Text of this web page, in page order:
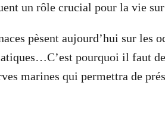
un rôle crucial pour la vie
pèsent aujourd’hui sur les
pourquoi il faut
marines qui permettra de